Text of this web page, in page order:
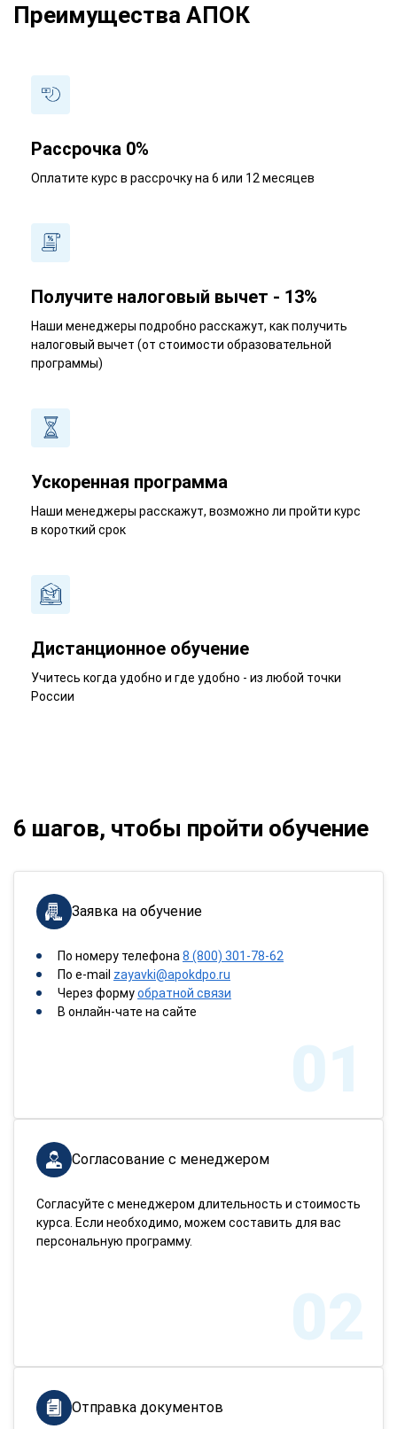
Преимущества АПОК
Рассрочка 0%
Оплатите курс в рассрочку на 6 или 12 месяцев
Получите налоговый вычет - 13%
Наши менеджеры подробно расскажут, как получить
налоговый вычет (от стоимости образовательной
программы)
Ускоренная программа
Наши менеджеры расскажут, возможно ли пройти курс
в короткий срок
Дистанционное обучение
Учитесь когда удобно и где удобно - из любой точки
России
6 шагов, чтобы пройти обучение
Заявка на обучение
По номеру телефона 8 (800) 301-78-62
По e-mail zayavki@apokdpo.ru
Через формуобратной связи
В онлайн-чате на сайте
01
Согласование с менеджером
Согласуйте с менеджером длительность и стоимость
курса. Если необходимо, можем составить для вас
персональную программу.
02
Отправка документов